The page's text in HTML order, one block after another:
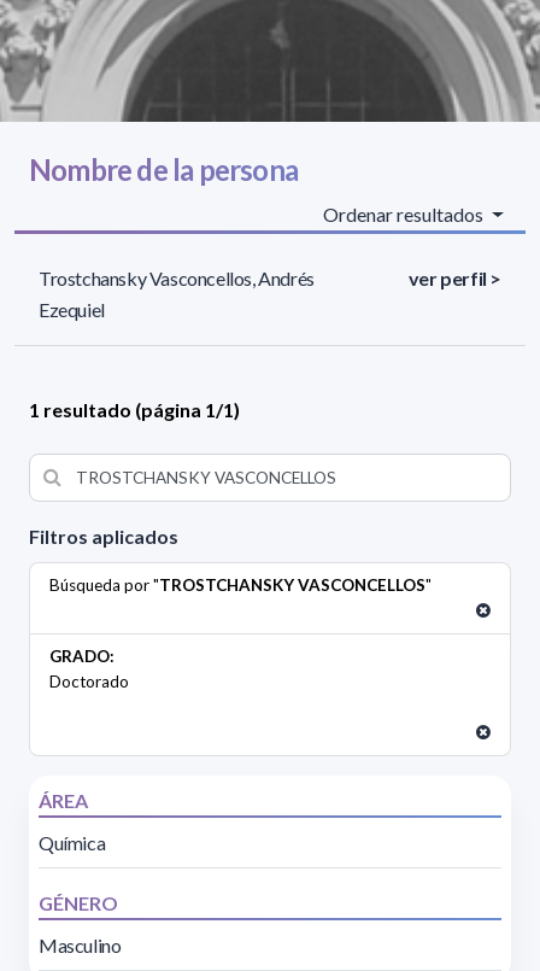
Filtros aplicados
Búsqueda por "TROSTCHANSKY VASCONCELLOS"
GRADO:
Doctorado
ÁREA
Química
GÉNERO
Masculino
Nombre de la persona
Ordenar resultados
Trostchansky Vasconcellos, Andrés
Ezequiel
ver perfil >
1 resultado (página 1/1)